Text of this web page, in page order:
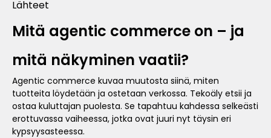
Lähteet
Mitä agentic commerce on – ja
mitä näkyminen vaatii?
Agentic commerce kuvaa muutosta siinä, miten
tuotteita löydetään ja ostetaan verkossa. Tekoäly etsii ja
ostaa kuluttajan puolesta. Se tapahtuu kahdessa selkeästi
erottuvassa vaiheessa, jotka ovat juuri nyt täysin eri
kypsyysasteessa.